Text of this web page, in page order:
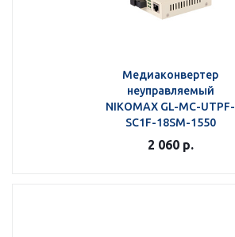
Медиаконвертер
неуправляемый
NIKOMAX GL-MC-UTPF-
SC1F-18SM-1550
2 060р.